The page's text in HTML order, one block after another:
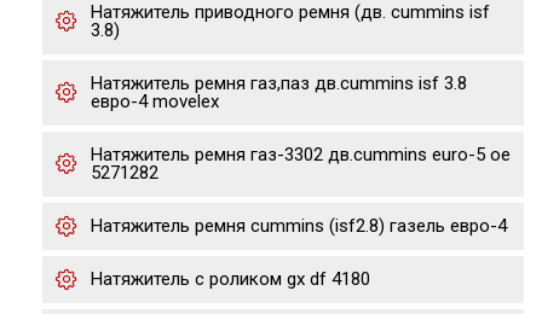
Натяжитель приводного ремня (дв. cummins isf
3.8)
Натяжитель ремня газ,паз дв.cummins isf 3.8
евро-4 movelex
Натяжитель ремня газ-3302 дв.cummins euro-5 oe
5271282
Натяжитель ремня cummins (isf2.8) газель евро-4
Натяжитель с роликом gx df 4180